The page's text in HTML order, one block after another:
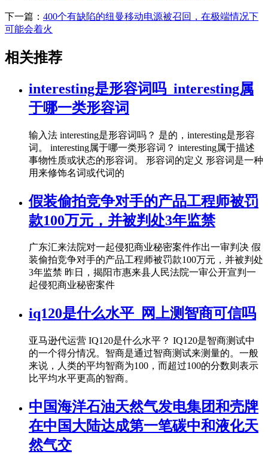
下一篇： 400个有缺陷的纽曼移动电源被召回，在极端情况下
可能会着火
相关推荐
interesting是形容词吗_interesting属
于哪一类形容词
输入法 interesting是形容词吗？ 是的，interesting是形容
词。 interesting属于哪一类形容词？ interesting属于描述
事物性质或状态的形容词。 形容词的定义 形容词是一种
用来修饰名词或代词的
假装偷拍竞争对手的产品工程师被罚
款100万元，并被判处3年监禁
广东汇来法院对一起侵犯商业秘密案件作出一审判决 假
装偷拍竞争对手的产品工程师被罚款100万元，并被判处
3年监禁 昨日，揭阳市惠来县人民法院一审公开宣判一
起侵犯商业秘密案件
iq120是什么水平_网上测智商可信吗
亚马逊代运营 IQ120是什么水平？ IQ120是智商测试中
的一个得分情况。智商是通过智商测试来测量的。一般
来说，人类的平均智商为100，而超过100的分数则表示
比平均水平更高的智商。
中国海洋石油天然气发电集团和壳牌
在中国大陆达成第一笔碳中和液化天
然气交